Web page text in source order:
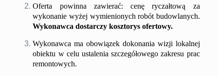
Oferta powinna zawierać:cenę ryczałtową za
wykonanie wyżej wymienionych robót budowlanych.
Wykonawca dostarczy kosztorys ofertowy.
Wykonawca ma obowiązek dokonania wizji lokalnej
obiektu w celu ustalenia szczegółowego zakresu prac
remontowych.